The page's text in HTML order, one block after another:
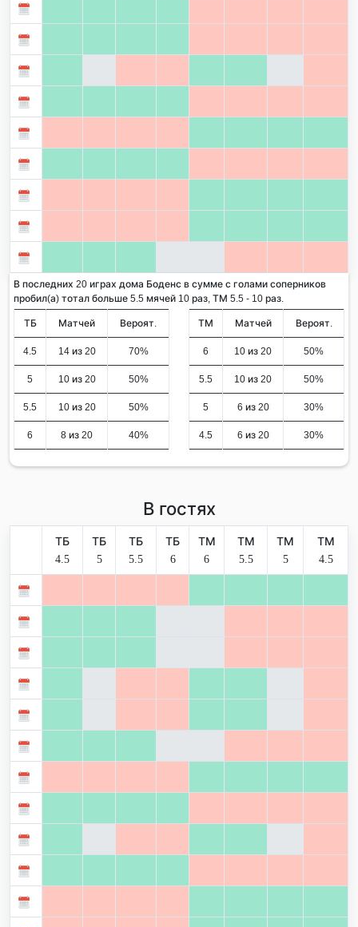
В последних 20 играх дома Боденс в сумме с голами соперников
пробил(а) тотал больше 5.5 мячей 10 раз, ТМ 5.5 - 10 раз.
ТБ Матчей Вероят.
4.5 14 из 20 70%
5 10 из 20 50%
5.5 10 из 20 50%
6 8 из 20 40%
ТМ Матчей Вероят.
6 10 из 20 50%
5.5 10 из 20 50%
5 6 из 20 30%
4.5 6 из 20 30%
В гостях
ТБ
4.5
ТБ
5
ТБ
5.5
ТБ
6
ТМ
6
ТМ
5.5
ТМ
5
ТМ
4.5